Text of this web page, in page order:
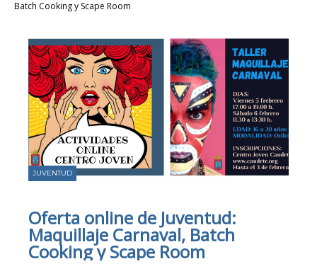
Batch Cooking y Scape Room
JUVENTUD
Oferta online de Juventud:
Maquillaje Carnaval, Batch
Cooking y Scape Room